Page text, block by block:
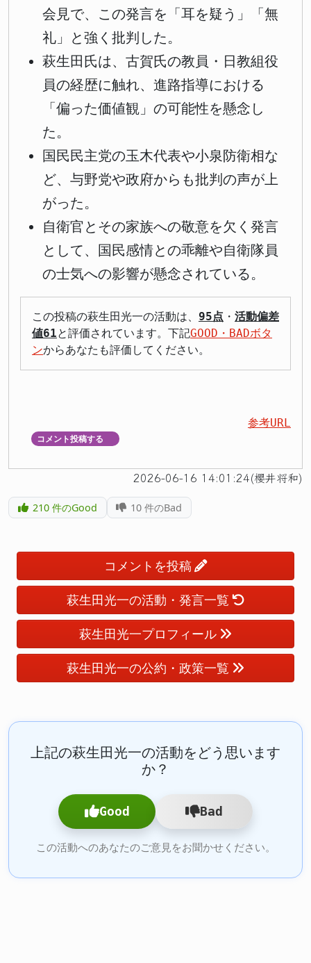
会見で、この発言を「耳を疑う」「無
礼」と強く批判した。
萩生田氏は、古賀氏の教員・日教組役
員の経歴に触れ、進路指導における
「偏った価値観」の可能性を懸念し
た。
国民民主党の玉木代表や小泉防衛相な
ど、与野党や政府からも批判の声が上
がった。
自衛官とその家族への敬意を欠く発言
として、国民感情との乖離や自衛隊員
の士気への影響が懸念されている。
この投稿の萩生田光一の活動は、 95点 ・ 活動偏差
値61と評価されています。下記GOOD・BADボタ
ンからあなたも評価してください。
参考URL
コメント投稿する
2026-06-16 14:01:24(櫻井将和)
210件のGood 10 件のBad
コメントを投稿
萩生田光一の活動・発言一覧
萩生田光一プロフィール
萩生田光一の公約・政策一覧
上記の萩生田光一の活動をどう思います
か？
Good Bad
この活動へのあなたのご意見をお聞かせください。